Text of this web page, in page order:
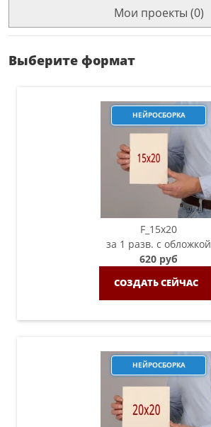
Мои проекты (0)
Выберите формат
НЕЙРОСБОРКА
F_15х20
за 1 разв. с обложкой
620 руб
СОЗДАТЬ СЕЙЧАС
НЕЙРОСБОРКА